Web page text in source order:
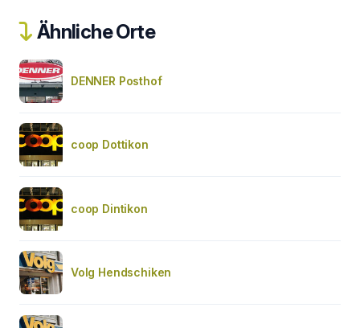
Ähnliche Orte
DENNER Posthof
coop Dottikon
coop Dintikon
Volg Hendschiken